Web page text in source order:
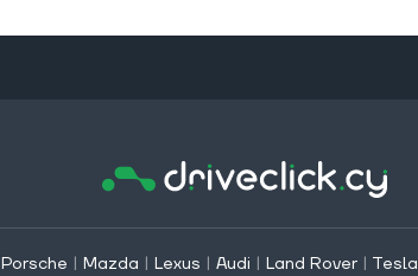
Porsche | Mazda | Lexus | Audi | Land Rover | Tesla